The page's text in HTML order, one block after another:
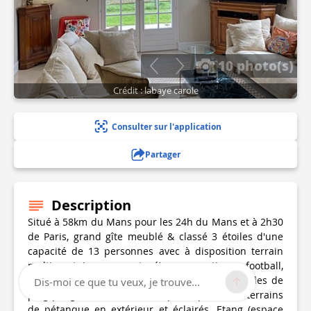
10 photo(s)
Crédit : labaye carole
Consulter sur l'application
Partager
Description
Situé à 58km du Mans pour les 24h du Mans et à 2h30
de Paris, grand gîte meublé & classé 3 étoiles d'une
capacité de 13 personnes avec à disposition terrain
multisport (espace partagé) pour pratiquer football,
basket ball, handball, volley ball, avec deux tables de
ping-pong, deux terrains de pétanque, deux terrains
Dis-moi ce que tu veux, je trouve...